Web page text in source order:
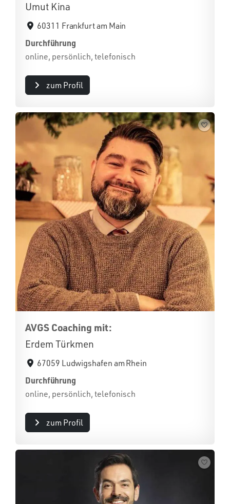
Umut Kina
60311 Frankfurt am Main
Durchführung
online, persönlich, telefonisch
zum Profil
AVGS Coaching mit:
Erdem Türkmen
67059 Ludwigshafen am Rhein
Durchführung
online, persönlich, telefonisch
zum Profil